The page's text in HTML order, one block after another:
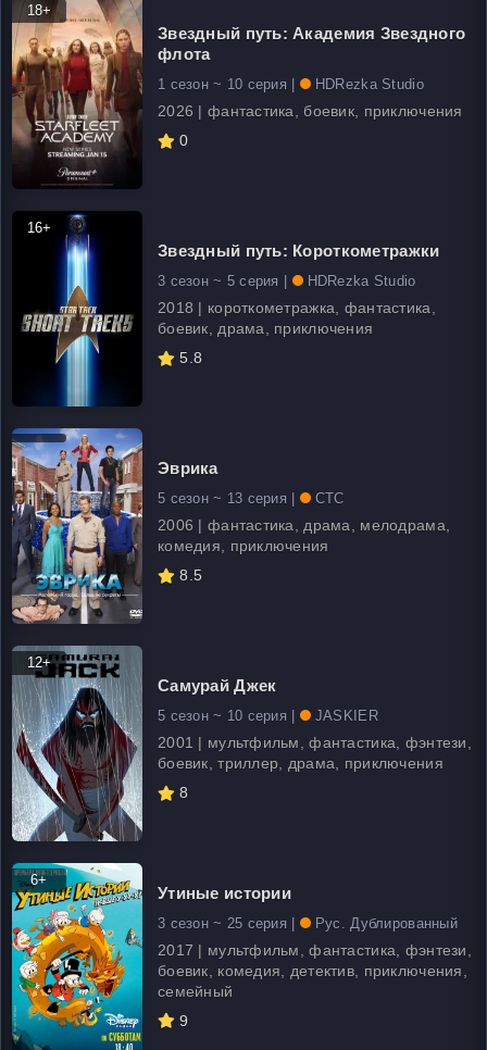
18+
Звездный путь: Академия Звездного
флота
1 сезон ~ 10 серия | HDRezka Studio
2026 | фантастика, боевик, приключения
0
16+
Звездный путь: Короткометражки
3 сезон ~ 5 серия | HDRezka Studio
2018 | короткометражка, фантастика,
боевик, драма, приключения
5.8
Эврика
5 сезон ~ 13 серия | СТС
2006 | фантастика, драма, мелодрама,
комедия, приключения
8.5
12+
Самурай Джек
5 сезон ~ 10 серия | JASKIER
2001 | мультфильм, фантастика, фэнтези,
боевик, триллер, драма, приключения
8
6+
Утиные истории
3 сезон ~ 25 серия | Рус. Дублированный
2017 | мультфильм, фантастика, фэнтези,
боевик, комедия, детектив, приключения,
семейный
9